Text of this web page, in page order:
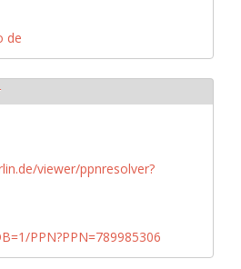
de
viewer/ppnresolver?
PPN?PPN=789985306